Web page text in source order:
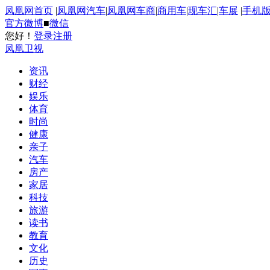
凤凰网首页 |凤凰网汽车|凤凰网车商|商用车|现车汇|车展 |手机版
官方微博■微信
您好！ 登录注册
凤凰卫视
资讯
财经
娱乐
体育
时尚
健康
亲子
汽车
房产
家居
科技
旅游
读书
教育
文化
历史